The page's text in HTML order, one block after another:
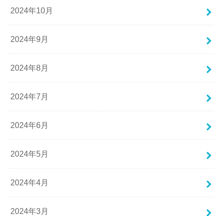
2024年10月
2024年9月
2024年8月
2024年7月
2024年6月
2024年5月
2024年4月
2024年3月